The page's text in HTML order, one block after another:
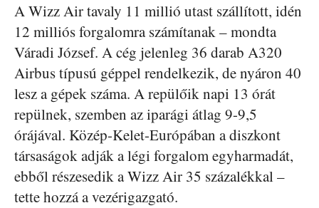
A Wizz Air tavaly 11 millió utast szállított, idén
12 milliós forgalomra számítanak – mondta
Váradi József. A cég jelenleg 36 darab A320
Airbus típusú géppel rendelkezik, de nyáron 40
lesz a gépek száma. A repülőik napi 13 órát
repülnek, szemben az iparági átlag 9-9,5
órájával. Közép-Kelet-Európában a diszkont
társaságok adják a légi forgalom egyharmadát,
ebből részesedik a Wizz Air 35 százalékkal –
tette hozzá a vezérigazgató.